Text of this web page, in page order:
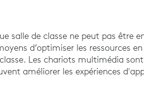
salle de classe ne peut pas être
d’optimiser les ressources
Les chariots multimédia
améliorer les expériences